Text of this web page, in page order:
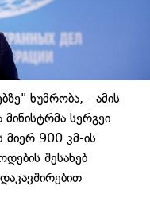
ხუმრობა, - ამის
მინისტრმა სერგეი
მიერ 900 კმ-ის
შესახებ